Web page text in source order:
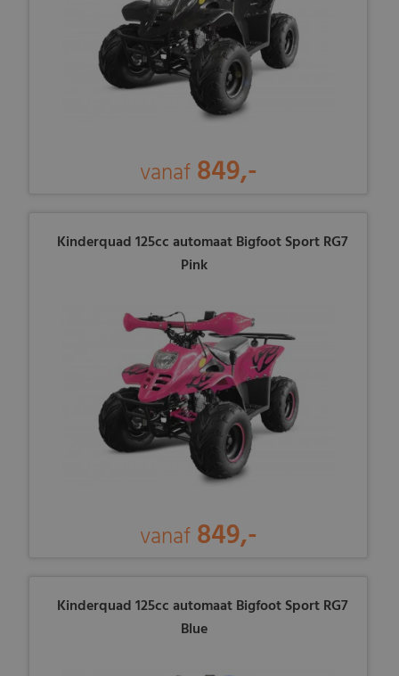
vanaf 849,-
Kinderquad 125cc automaat Bigfoot Sport RG7
Pink
vanaf 849,-
Kinderquad 125cc automaat Bigfoot Sport RG7
Blue